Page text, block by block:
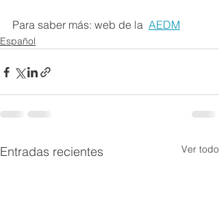
Para saber más: web de la AEDM
Español
Entradas recientes Ver todo